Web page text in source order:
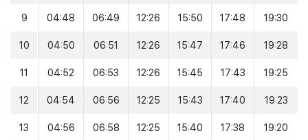
9 04:48 06:49 12:26 15:50 17:48 19:30
10 04:50 06:51 12:26 15:47 17:46 19:28
11 04:52 06:53 12:26 15:45 17:43 19:25
12 04:54 06:56 12:25 15:43 17:40 19:23
13 04:56 06:58 12:25 15:40 17:38 19:20